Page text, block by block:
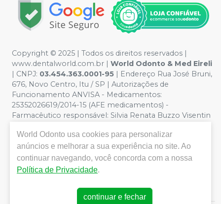
Copyright © 2025 | Todos os direitos reservados |
www.dentalworld.com.br | World Odonto & Med Eireli
| CNPJ: 03.454.363.0001-95 | Endereço Rua José Bruni,
676, Novo Centro, Itu / SP | Autorizações de
Funcionamento ANVISA - Medicamentos:
25352026619/2014-15 (AFE medicamentos) -
Farmacêutico responsável: Silvia Renata Buzzo Visentin
Segurança - Fotos meramente ilustrativas - Os preços e
condições da loja virtual estão sujeitos a alterações. Em
caso de divergência de preços no site, o valor válido é o
do Carrinho de Compra. Não vendemos por atacado,
compras de grandes volumes pelo site.
World Odonto usa cookies para personalizar
anúncios e melhorar a sua experiência no site. Ao
continuar navegando, você concorda com a nossa
Política de Privacidade.
continuar e fechar